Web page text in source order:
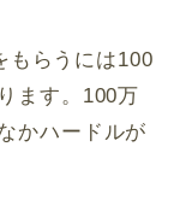
もらうには100
ます。100万
かハードルが